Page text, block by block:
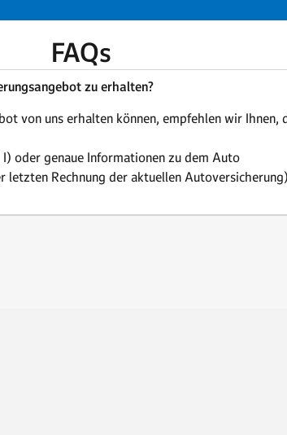
FAQs
zu erhalten?
von uns erhalten können, empfehlen wir Ihnen,
oder genaue Informationen zu dem Auto
letzten Rechnung der aktuellen Autoversicherung)